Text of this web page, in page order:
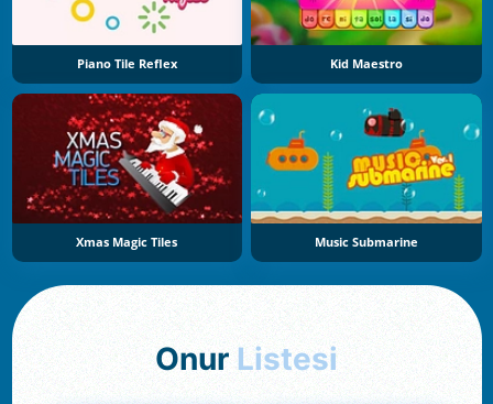
Piano Tile Reflex Kid Maestro
Xmas Magic Tiles Music Submarine
Onur Listesi